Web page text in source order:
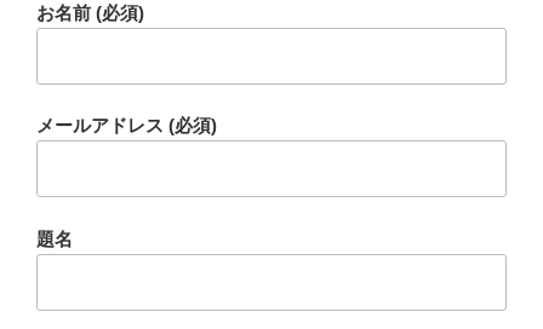
お名前 (必須)
メールアドレス (必須)
題名